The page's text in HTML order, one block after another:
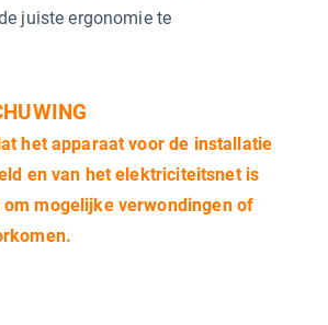
juiste ergonomie te
het apparaat voor de installatie
en van het elektriciteitsnet is
mogelijke verwondingen of